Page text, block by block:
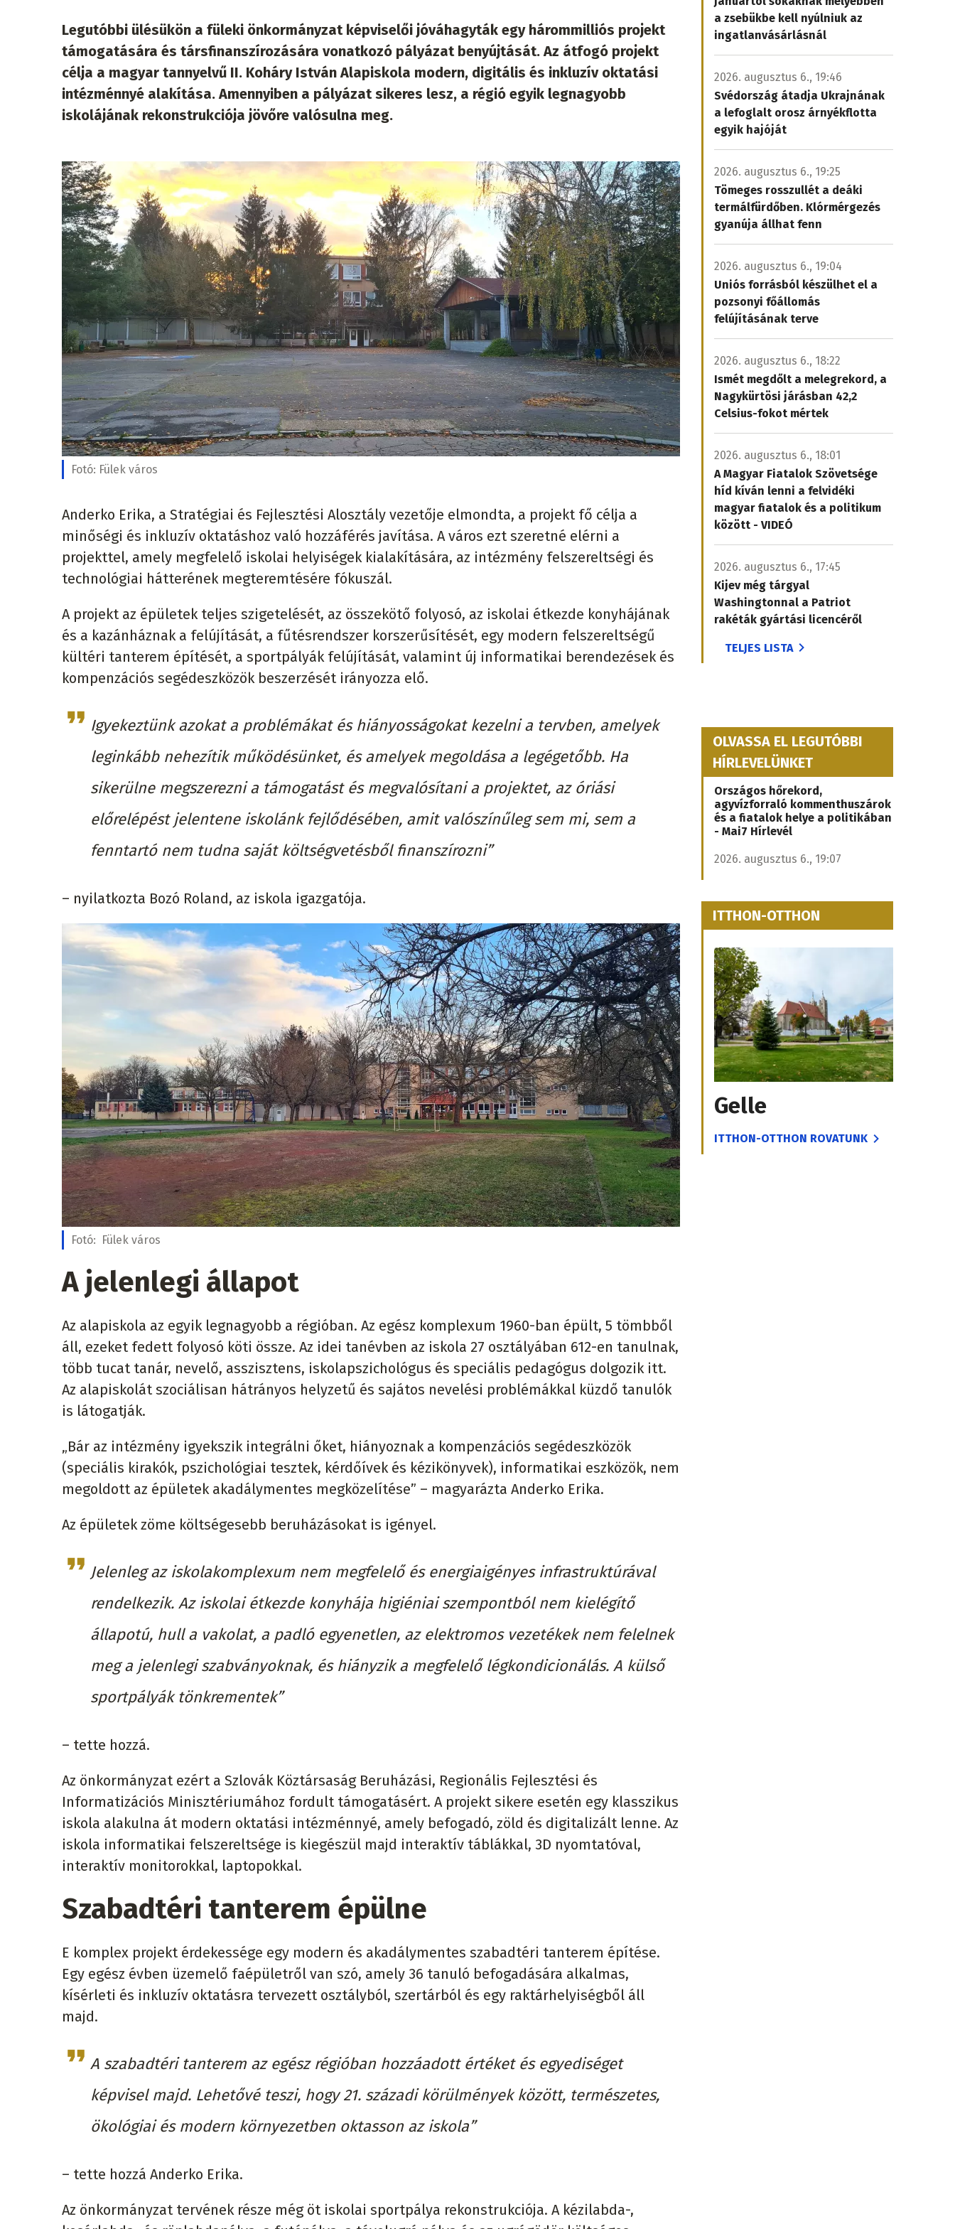
Legutóbbi ülésükön a füleki önkormányzat képviselői jóváhagyták egy hárommilliós projekt
támogatására és társfinanszírozására vonatkozó pályázat benyújtását. Az átfogó projekt
célja a magyar tannyelvű II. Koháry István Alapiskola modern, digitális és inkluzív oktatási
intézménnyé alakítása. Amennyiben a pályázat sikeres lesz, a régió egyik legnagyobb
iskolájának rekonstrukciója jövőre valósulna meg.
Fotó: Fülek város
Anderko Erika, a Stratégiai és Fejlesztési Alosztály vezetője elmondta, a projekt fő célja a
minőségi és inkluzív oktatáshoz való hozzáférés javítása. A város ezt szeretné elérni a
projekttel, amely megfelelő iskolai helyiségek kialakítására, az intézmény felszereltségi és
technológiai hátterének megteremtésére fókuszál.
A projekt az épületek teljes szigetelését, az összekötő folyosó, az iskolai étkezde konyhájának
és a kazánháznak a felújítását, a fűtésrendszer korszerűsítését, egy modern felszereltségű
kültéri tanterem építését, a sportpályák felújítását, valamint új informatikai berendezések és
kompenzációs segédeszközök beszerzését irányozza elő.
Igyekeztünk azokat a problémákat és hiányosságokat kezelni a tervben, amelyek
leginkább nehezítik működésünket, és amelyek megoldása a legégetőbb. Ha
sikerülne megszerezni a támogatást és megvalósítani a projektet, az óriási
előrelépést jelentene iskolánk fejlődésében, amit valószínűleg sem mi, sem a
fenntartó nem tudna saját költségvetésből finanszírozni”
– nyilatkozta Bozó Roland, az iskola igazgatója.
Fotó: Fülek város
A jelenlegi állapot
Az alapiskola az egyik legnagyobb a régióban. Az egész komplexum 1960-ban épült, 5 tömbből
áll, ezeket fedett folyosó köti össze. Az idei tanévben az iskola 27 osztályában 612-en tanulnak,
több tucat tanár, nevelő, asszisztens, iskolapszichológus és speciális pedagógus dolgozik itt.
Az alapiskolát szociálisan hátrányos helyzetű és sajátos nevelési problémákkal küzdő tanulók
is látogatják.
„Bár az intézmény igyekszik integrálni őket, hiányoznak a kompenzációs segédeszközök
(speciális kirakók, pszichológiai tesztek, kérdőívek és kézikönyvek), informatikai eszközök, nem
megoldott az épületek akadálymentes megközelítése” – magyarázta Anderko Erika.
Az épületek zöme költségesebb beruházásokat is igényel.
Jelenleg az iskolakomplexum nem megfelelő és energiaigényes infrastruktúrával
rendelkezik. Az iskolai étkezde konyhája higiéniai szempontból nem kielégítő
állapotú, hull a vakolat, a padló egyenetlen, az elektromos vezetékek nem felelnek
meg a jelenlegi szabványoknak, és hiányzik a megfelelő légkondicionálás. A külső
sportpályák tönkrementek”
– tette hozzá.
Az önkormányzat ezért a Szlovák Köztársaság Beruházási, Regionális Fejlesztési és
Informatizációs Minisztériumához fordult támogatásért. A projekt sikere esetén egy klasszikus
iskola alakulna át modern oktatási intézménnyé, amely befogadó, zöld és digitalizált lenne. Az
iskola informatikai felszereltsége is kiegészül majd interaktív táblákkal, 3D nyomtatóval,
interaktív monitorokkal, laptopokkal.
Szabadtéri tanterem épülne
E komplex projekt érdekessége egy modern és akadálymentes szabadtéri tanterem építése.
Egy egész évben üzemelő faépületről van szó, amely 36 tanuló befogadására alkalmas,
kísérleti és inkluzív oktatásra tervezett osztályból, szertárból és egy raktárhelyiségből áll
majd.
A szabadtéri tanterem az egész régióban hozzáadott értéket és egyediséget
képvisel majd. Lehetővé teszi, hogy 21. századi körülmények között, természetes,
ökológiai és modern környezetben oktasson az iskola”
– tette hozzá Anderko Erika.
Az önkormányzat tervének része még öt iskolai sportpálya rekonstrukciója. A kézilabda-,
a zsebükbe kell nyúlniuk az
ingatlanvásárlásnál
2026. augusztus 6., 19:46
Svédország átadja Ukrajnának
a lefoglalt orosz árnyékflotta
egyik hajóját
2026. augusztus 6., 19:25
Tömeges rosszullét a deáki
termálfürdőben. Klórmérgezés
gyanúja állhat fenn
2026. augusztus 6., 19:04
Uniós forrásból készülhet el a
pozsonyi főállomás
felújításának terve
2026. augusztus 6., 18:22
Ismét megdőlt a melegrekord, a
Nagykürtösi járásban 42,2
Celsius-fokot mértek
2026. augusztus 6., 18:01
A Magyar Fiatalok Szövetsége
híd kíván lenni a felvidéki
magyar fiatalok és a politikum
között - VIDEÓ
2026. augusztus 6., 17:45
Kijev még tárgyal
Washingtonnal a Patriot
rakéták gyártási licencéről
TELJES LISTA
OLVASSA EL LEGUTÓBBI
HÍRLEVELÜNKET
Országos hőrekord,
agyvízforraló kommenthuszárok
és a fiatalok helye a politikában
- Mai7 Hírlevél
2026. augusztus 6., 19:07
ITTHON-OTTHON
Gelle
ITTHON-OTTHON ROVATUNK